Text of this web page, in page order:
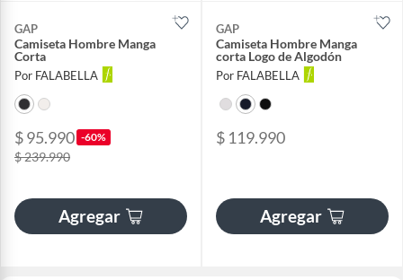
GAP
Camiseta Hombre Manga
Corta
Por FALABELLA
$ 95.990 -60%
$ 239.990
Agregar
GAP
Camiseta Hombre Manga
corta Logo de Algodón
Por FALABELLA
$ 119.990
Agregar